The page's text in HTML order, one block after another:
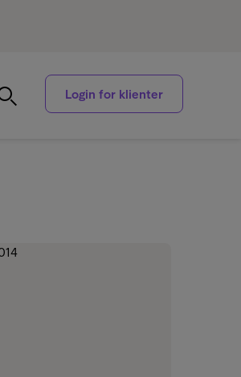
Login for klienter